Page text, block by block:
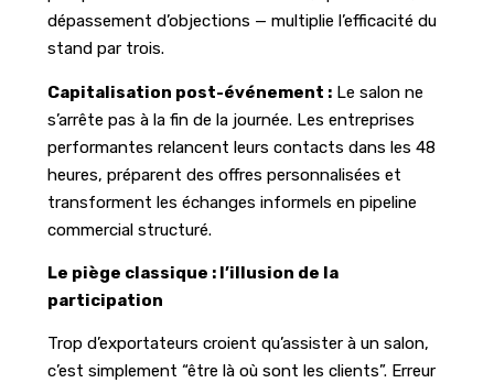
dépassement d’objections — multiplie l’efficacité du
stand par trois.
Capitalisation post-événement :Le salon ne
s’arrête pas à la fin de la journée. Les entreprises
performantes relancent leurs contacts dans les 48
heures, préparent des offres personnalisées et
transforment les échanges informels en pipeline
commercial structuré.
Le piège classique : l’illusion de la
participation
Trop d’exportateurs croient qu’assister à un salon,
c’est simplement “être là où sont les clients”. Erreur